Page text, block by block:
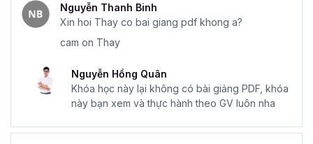
Nguyễn Thanh Binh
Xin hoi Thay co bai giang pdf khong a?
cam on Thay
Nguyễn Hồng Quân
Khóa học này lại không có bài giảng PDF, khóa
này bạn xem và thực hành theo GV luôn nha